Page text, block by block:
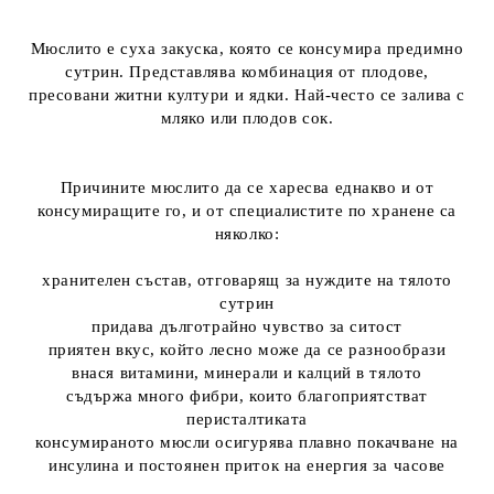
Мюслито е суха закуска, която се консумира предимно
сутрин. Представлява комбинация от плодове,
пресовани житни култури и ядки. Най-често се залива с
мляко или плодов сок.
Причините мюслито да се харесва еднакво и от
консумиращите го, и от специалистите по хранене са
няколко:
хранителен състав, отговарящ за нуждите на тялото
сутрин
придава дълготрайно чувство за ситост
приятен вкус, който лесно може да се разнообрази
внася витамини, минерали и калций в тялото
съдържа много фибри, които благоприятстват
перисталтиката
консумираното мюсли осигурява плавно покачване на
инсулина и постоянен приток на енергия за часове